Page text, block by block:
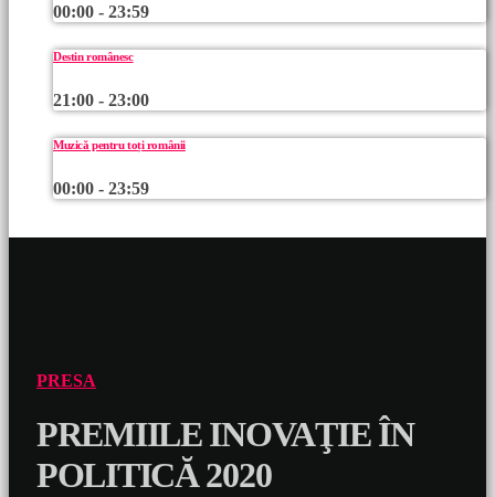
00:00 - 23:59
Destin românesc
21:00 - 23:00
Muzică pentru toți românii
00:00 - 23:59
PRESA
PREMIILE INOVAŢIE ÎN
POLITICĂ 2020